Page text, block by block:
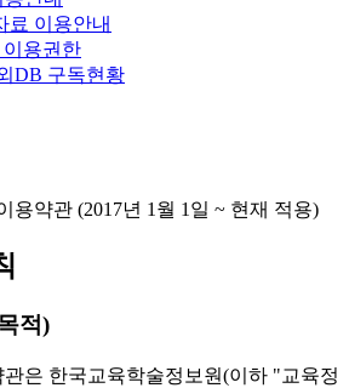
료 이용안내
용권한
DB 구독현황
용약관 (2017년 1월 1일 ~ 현재 적용)
적)
관은 한국교육학술정보원(이하 "교육정